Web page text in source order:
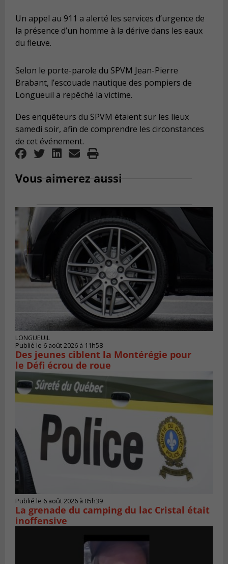
Un appel au 911 a alerté les services d’urgence de
la présence d’un homme à la dérive dans les eaux
du fleuve.
Selon le porte-parole du SPVM Jean-Pierre
Brabant, l’escouade nautique des pompiers de
Longueuil a repêché la victime.
Des enquêteurs du SPVM étaient sur les lieux
samedi soir, afin de comprendre les circonstances
de cet événement.
Vous aimerez aussi
LONGUEUIL
Publié le 6 août 2026 à 11h58
Des jeunes ciblent la Montérégie pour
le Défi écrou de roue
Publié le 6 août 2026 à 05h39
La grenade du camping du lac Cristal était
inoffensive